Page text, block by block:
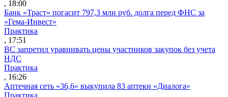
, 18:00
Банк «Траст» погасит 797,3 млн руб. долга перед ФНС за
«Гема-Инвест»
Практика
, 17:51
ВС запретил уравнивать цены участников закупок без учета
НДС
Практика
, 16:26
Аптечная сеть «36,6» выкупила 83 аптеки «Диалога»
Практика